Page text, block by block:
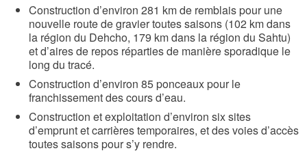
Construction d’environ 281 km de remblais pour une
nouvelle route de gravier toutes saisons (102 km dans
la région du Dehcho, 179 km dans la région du Sahtu)
et d’aires de repos réparties de manière sporadique le
long du tracé.
Construction d’environ 85 ponceaux pour le
franchissement des cours d’eau.
Construction et exploitation d’environ six sites
d’emprunt et carrières temporaires, et des voies d’accès
toutes saisons pour s’y rendre.